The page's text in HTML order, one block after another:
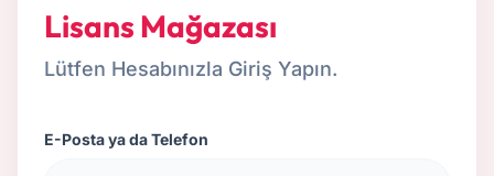
Lisans Mağazası
Lütfen Hesabınızla Giriş Yapın.
E-Posta ya da Telefon